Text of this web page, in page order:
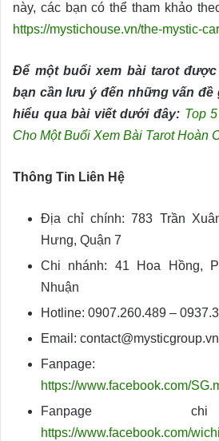
này, các bạn có thể tham khảo
https://mystichouse.vn/the-mystic-
Để một buổi xem bài tarot
bạn cần lưu ý đến những vấn đề
hiểu qua bài viết dưới đây: Top
Cho Một Buổi Xem Bài Tarot Hoàn
Thông Tin Liên Hệ
Địa chỉ chính: 783 Trần
Hưng, Quận 7
Chi nhánh: 41 Hoa Hồng,
Nhuận
Hotline: 0907.260.489 –
Email: contact@mysticgroup.vn
Fanpage:
https://www.facebook.com/
Fanpage
https://www.facebook.com/